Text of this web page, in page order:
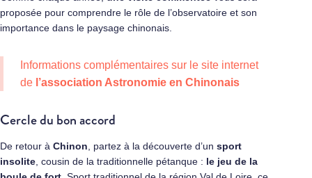
proposée pour comprendre le rôle de l’observatoire et son
importance dans le paysage chinonais.
Informations complémentaires sur le site internet
de l’association Astronomie en Chinonais
Cercle du bon accord
De retour à Chinon , partez à la découverte d’un sport
insolite , cousin de la traditionnelle pétanque : le jeu de la